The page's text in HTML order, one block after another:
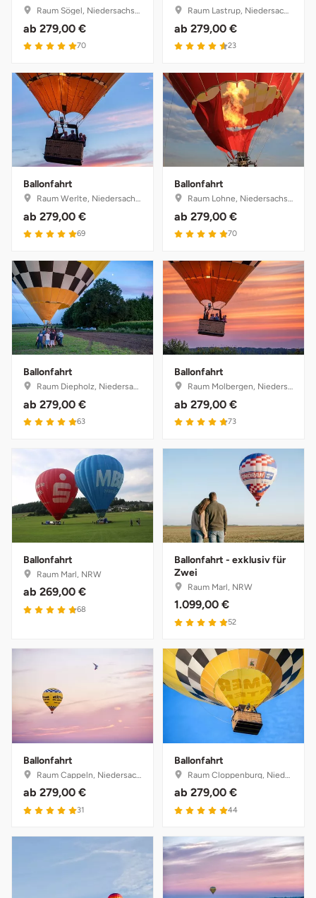
Raum Sögel, Niedersachsen
ab 279,00 €
70
Raum Lastrup, Niedersachsen
ab 279,00 €
23
Ballonfahrt
Raum Werlte, Niedersachsen
ab 279,00 €
69
Ballonfahrt
Raum Lohne, Niedersachsen
ab 279,00 €
70
Ballonfahrt
Raum Diepholz, Niedersachsen
ab 279,00 €
63
Ballonfahrt
Raum Molbergen, Niedersachsen
ab 279,00 €
73
Ballonfahrt
Raum Marl, NRW
ab 269,00 €
68
Ballonfahrt - exklusiv für
Zwei
Raum Marl, NRW
1.099,00 €
52
Ballonfahrt
Raum Cappeln, Niedersachsen
ab 279,00 €
31
Ballonfahrt
Raum Cloppenburg, Niedersachsen
ab 279,00 €
44